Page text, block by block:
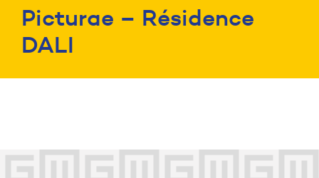
Picturae – Résidence
DALI